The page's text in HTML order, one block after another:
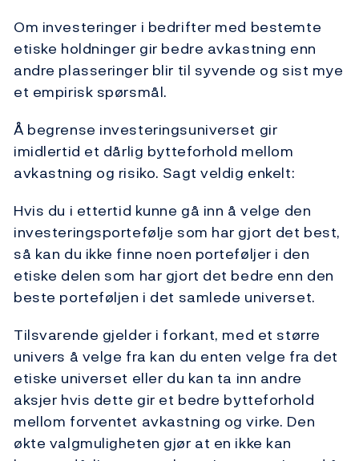
Om investeringer i bedrifter med bestemte
etiske holdninger gir bedre avkastning enn
andre plasseringer blir til syvende og sist mye
et empirisk spørsmål.
Å begrense investeringsuniverset gir
imidlertid et dårlig bytteforhold mellom
avkastning og risiko. Sagt veldig enkelt:
Hvis du i ettertid kunne gå inn å velge den
investeringsportefølje som har gjort det best,
så kan du ikke finne noen porteføljer i den
etiske delen som har gjort det bedre enn den
beste porteføljen i det samlede universet.
Tilsvarende gjelder i forkant, med et større
univers å velge fra kan du enten velge fra det
etiske universet eller du kan ta inn andre
aksjer hvis dette gir et bedre bytteforhold
mellom forventet avkastning og virke. Den
økte valgmuligheten gjør at en ikke kan